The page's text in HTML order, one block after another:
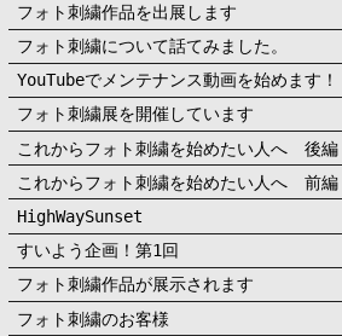
フォト刺繍作品を出展します
フォト刺繍について話てみました。
YouTubeでメンテナンス動画を始めます！
フォト刺繍展を開催しています
これからフォト刺繍を始めたい人へ 後編
これからフォト刺繍を始めたい人へ 前編
HighWaySunset
すいよう企画！第1回
フォト刺繍作品が展示されます
フォト刺繍のお客様